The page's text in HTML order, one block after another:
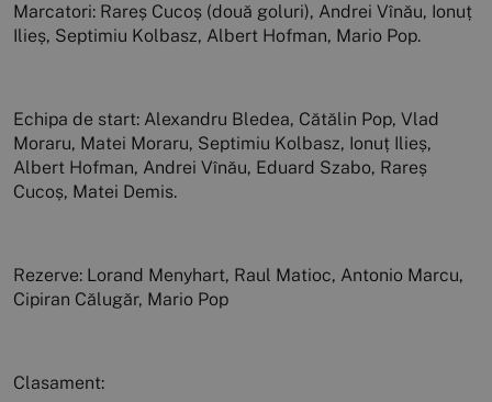
Marcatori: Rareș Cucoș (două goluri), Andrei Vînău, Ionuț
Ilieș, Septimiu Kolbasz, Albert Hofman, Mario Pop.
Echipa de start: Alexandru Bledea, Cătălin Pop, Vlad
Moraru, Matei Moraru, Septimiu Kolbasz, Ionuț Ilieș,
Albert Hofman, Andrei Vînău, Eduard Szabo, Rareș
Cucoș, Matei Demis.
Rezerve: Lorand Menyhart, Raul Matioc, Antonio Marcu,
Cipiran Călugăr, Mario Pop
Clasament: